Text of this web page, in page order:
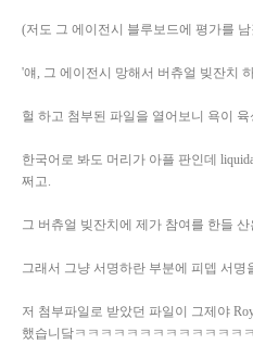
(저도 그 에이전시 블루보드에 평가를
'얘, 그 에이전시 망해서 버츄얼 빚잔치
헐 하고 첨부된 파일을 열어보니 욕이
한국어로 봐도 머리가 아플 판인데
쩌고.
그 버츄얼 빚잔치에 제가 참여를 한들
그래서 그냥 서명하란 부분에 피뎁 서
저 첨부파일로 받았던 파일이 그제야
했습니닼ㅋㅋㅋㅋㅋㅋㅋㅋㅋㅋㅋㅋㅋ